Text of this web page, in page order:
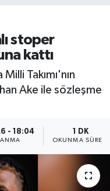
stoper
kattı
Takımı'nın
Ake ile sözleşme
- 18:04 1 DK
OKUNMA SÜRESI